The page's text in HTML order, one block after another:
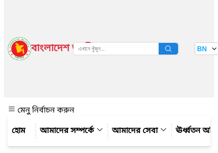
বাংলাদেশ জাতীয় তথ্য বাতায়ন BN
মেনু নির্বাচন করুন
আমাদের সম্পর্কে
আমাদের সেবা ঊর্ধ্বতন